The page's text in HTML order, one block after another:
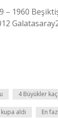
– 1960
4 Büyükler
aldı En